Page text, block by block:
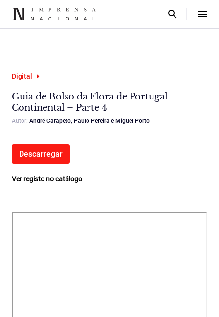
Digital
Guia de Bolso da Flora de Portugal
Continental – Parte 4
Autor: André Carapeto, Paulo Pereira e Miguel Porto
Descarregar
Ver registo no catálogo